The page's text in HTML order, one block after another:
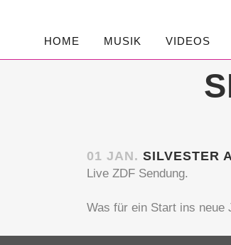
HOME MUSIK VIDEOS
01 JAN. SILVESTER
Live ZDF Sendung.
Was für ein Start ins neue